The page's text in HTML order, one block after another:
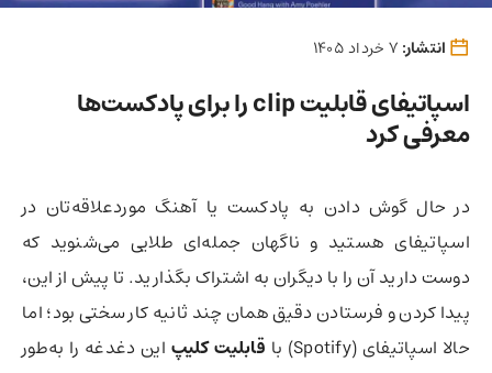
انتشار:
اسپاتیفای قابلیت clip را برای پادکست‌ها
معرفی کرد
در حال گوش دادن به پادکست یا آهنگ موردعلاقه‌تان در
اسپاتیفای هستید و ناگهان جمله‌ای طلایی می‌شنوید که
دوست دارید آن را با دیگران به اشتراک بگذارید. تا پیش از این،
پیدا کردن و فرستادن دقیق همان چند ثانیه کار سختی بود؛ اما
حالا اسپاتیفای (Spotify) با
قابلیت کلیپ این دغدغه را به‌طور